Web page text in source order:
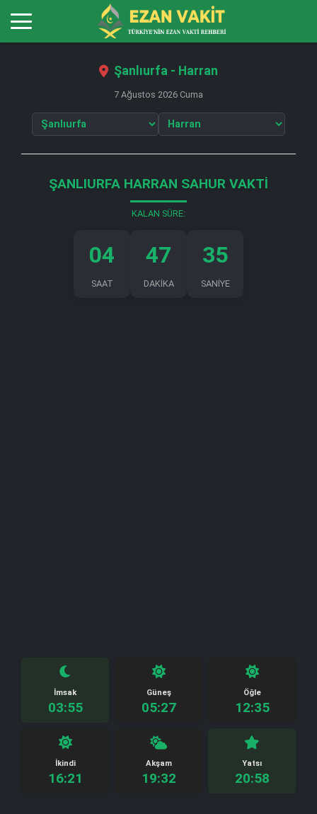
Şanlıurfa - Harran
7 Ağustos 2026 Cuma
ŞANLIURFA HARRAN SAHUR VAKTI
KALAN SÜRE:
04
SAAT
47
DAKİKA
35
SANİYE
İmsak
03:55
Güneş
05:27
Öğle
12:35
İkindi
16:21
Akşam
19:32
Yatsı
20:58